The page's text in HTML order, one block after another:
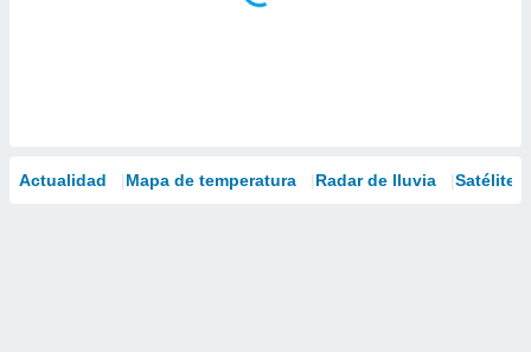
Actualidad Mapa de temperatura Radar de lluvia Satélites